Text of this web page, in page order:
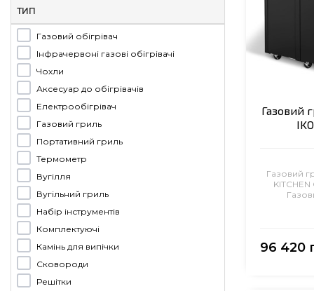
ТИП
Газовий обігрівач
Інфрачервоні газові обігрівачі
Чохли
Аксесуар до обігрівачів
Електрообігрівач
Газовий гриль
Портативний гриль
Термометр
Вугілля
Вугільний гриль
Набір інструментів
Комплектуючі
Камінь для випічки
Сковороди
Решітки
Газовий
Газовий
96 420